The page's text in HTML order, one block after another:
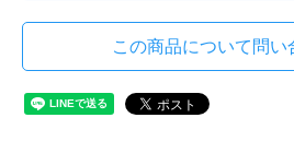
この商品について問い